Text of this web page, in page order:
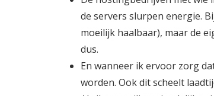
de servers slurpen energie.
moeilijk haalbaar), maar de
dus.
En wanneer ik ervoor zorg
worden. Ook dit scheelt